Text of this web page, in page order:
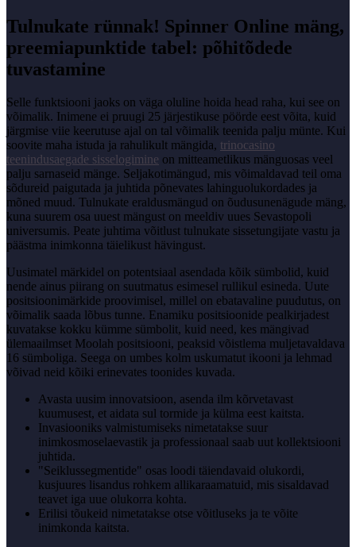
Tulnukate rünnak! Spinner Online mäng,
preemiapunktide tabel: põhitõdede
tuvastamine
Selle funktsiooni jaoks on väga oluline hoida head raha, kui see on
võimalik. Inimene ei pruugi 25 järjestikuse pöörde eest võita, kuid
järgmise viie keerutuse ajal on tal võimalik teenida palju münte. Kui
soovite maha istuda ja rahulikult mängida, trinocasino
teenindusaegade sisselogimine on mitteametlikus mänguosas veel
palju sarnaseid mänge. Seljakotimängud, mis võimaldavad teil oma
sõdureid paigutada ja juhtida põnevates lahinguolukordades ja
mõned muud. Tulnukate eraldusmängud on õudusunenägude mäng,
kuna suurem osa uuest mängust on meeldiv uues Sevastopoli
universumis. Peate juhtima võitlust tulnukate sissetungijate vastu ja
päästma inimkonna täielikust hävingust.
Uusimatel märkidel on potentsiaal asendada kõik sümbolid, kuid
nende ainus piirang on suutmatus esimesel rullikul esineda. Uute
positsioonimärkide proovimisel, millel on ebatavaline puudutus, on
võimalik saada lõbus tunne. Enamiku positsioonide pealkirjadest
kuvatakse kokku kümme sümbolit, kuid need, kes mängivad
ülemaailmset Moolah positsiooni, peaksid võistlema muljetavaldava
16 sümboliga. Seega on umbes kolm uskumatut ikooni ja lehmad
võivad neid kõiki erinevates toonides kuvada.
Avasta uusim innovatsioon, asenda ilm kõrvetavast
kuumusest, et aidata sul tormide ja külma eest kaitsta.
Invasiooniks valmistumiseks nimetatakse suur
inimkosmoselaevastik ja professionaal saab uut kollektsiooni
juhtida.
"Seiklussegmentide" osas loodi täiendavaid olukordi,
kusjuures lisandus rohkem allikaraamatuid, mis sisaldavad
teavet iga uue olukorra kohta.
Erilisi tõukeid nimetatakse otse võitluseks ja te võite
inimkonda kaitsta.